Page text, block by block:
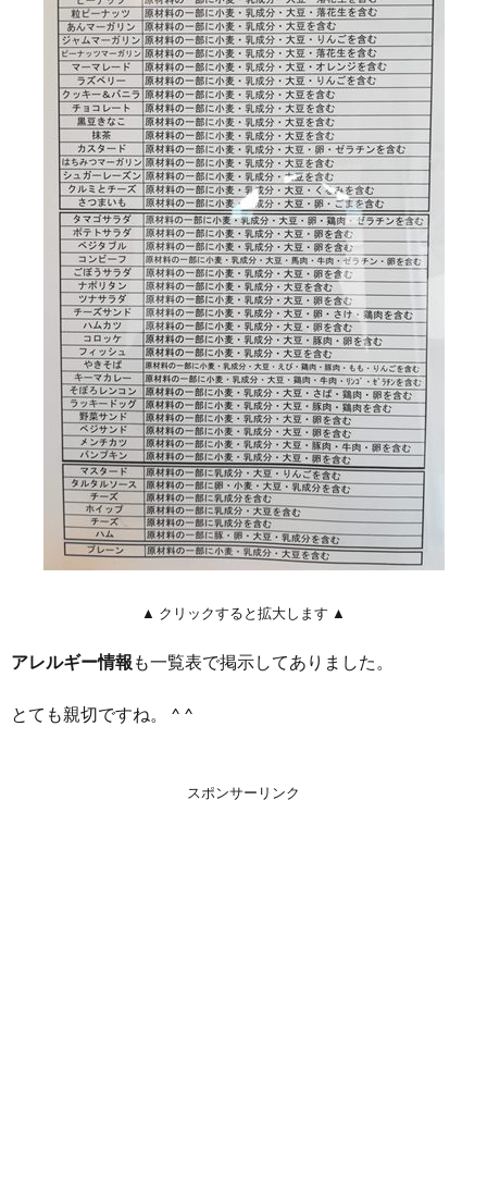
▲ クリックすると拡大します ▲
アレルギー情報 も一覧表で掲示してありました。
とても親切ですね。 ^ ^
スポンサーリンク